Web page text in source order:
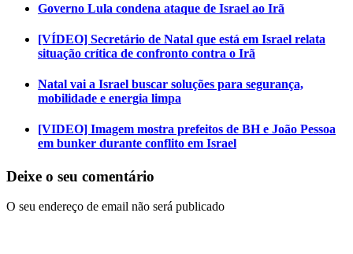
Governo Lula condena ataque de Israel ao Irã
[VÍDEO] Secretário de Natal que está em Israel relata
situação crítica de confronto contra o Irã
Natal vai a Israel buscar soluções para segurança,
mobilidade e energia limpa
[VIDEO] Imagem mostra prefeitos de BH e João Pessoa
em bunker durante conflito em Israel
Deixe o seu comentário
O seu endereço de email não será publicado